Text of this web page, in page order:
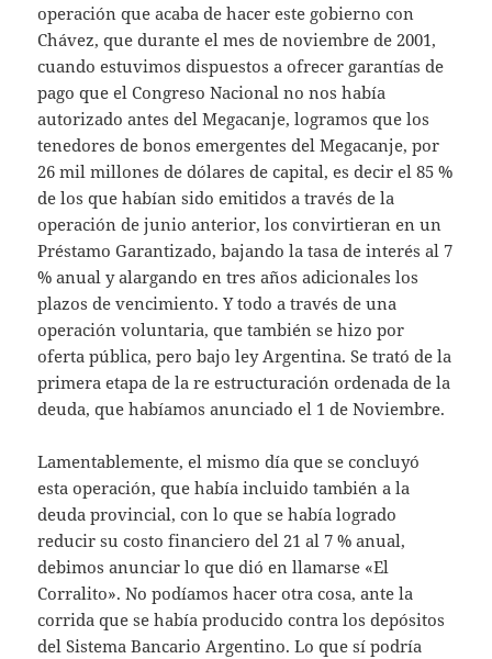
operación que acaba de hacer este gobierno con
Chávez, que durante el mes de noviembre de 2001,
cuando estuvimos dispuestos a ofrecer garantías de
pago que el Congreso Nacional no nos había
autorizado antes del Megacanje, logramos que los
tenedores de bonos emergentes del Megacanje, por
26 mil millones de dólares de capital, es decir el 85 %
de los que habían sido emitidos a través de la
operación de junio anterior, los convirtieran en un
Préstamo Garantizado, bajando la tasa de interés al 7
% anual y alargando en tres años adicionales los
plazos de vencimiento. Y todo a través de una
operación voluntaria, que también se hizo por
oferta pública, pero bajo ley Argentina. Se trató de la
primera etapa de la re estructuración ordenada de la
deuda, que habíamos anunciado el 1 de Noviembre.
Lamentablemente, el mismo día que se concluyó
esta operación, que había incluido también a la
deuda provincial, con lo que se había logrado
reducir su costo financiero del 21 al 7 % anual,
debimos anunciar lo que dió en llamarse «El
Corralito». No podíamos hacer otra cosa, ante la
corrida que se había producido contra los depósitos
del Sistema Bancario Argentino. Lo que sí podría